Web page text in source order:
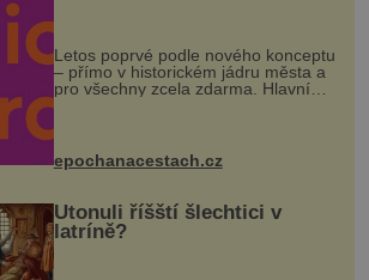
Letos poprvé podle nového konceptu
– přímo v historickém jádru města a
pro všechny zcela zdarma. Hlavní
program se odehraje na Karlově a
mohou těšit na víno, burčák, pes...
epochanacestach.cz
Utonuli říšští šlechtici v
latríně?